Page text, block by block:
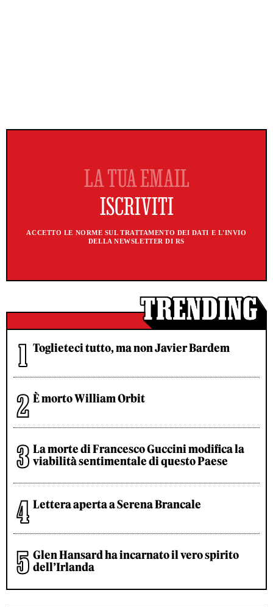
ACCETTO LE NORME SUL TRATTAMENTO DEI DATI E L'INVIO
DELLA NEWSLETTER DI RS
Toglieteci tutto, ma non Javier Bardem
È morto William Orbit
La morte di Francesco Guccini modifica la
viabilità sentimentale di questo Paese
Lettera aperta a Serena Brancale
Glen Hansard ha incarnato il vero spirito
dell’Irlanda